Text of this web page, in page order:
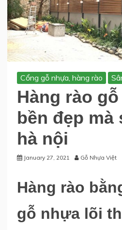
Cổng gỗ nhựa, hàng rào
Hàng rào
bền đẹp mà
hà nội
January 27, 2021 Gỗ Nhựa Việt
Hàng rào
gỗ nhựa lõi